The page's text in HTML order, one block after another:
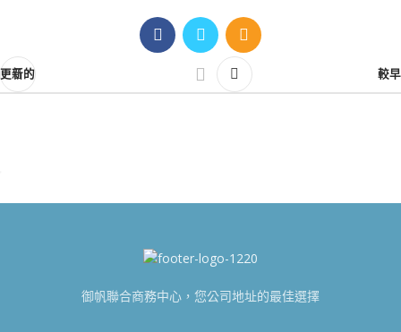
更新的 較早
御帆聯合商務中心，您公司地址的最佳選擇